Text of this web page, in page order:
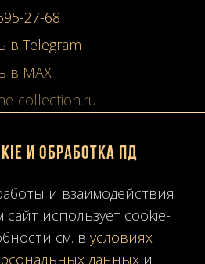
27-68
в Telegram
в MAX
collection.ru
сетях:
и обработка ПД
и взаимодействия
сайт использует cookie-
см. в условиях
данных и